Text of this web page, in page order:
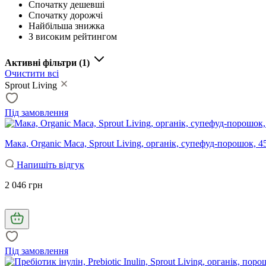
Спочатку дешевші
Спочатку дорожчі
Найбільша знижка
З високим рейтингом
Активні фільтри (1)
Очистити всі
Sprout Living
Під замовлення
Мака, Organic Maca, Sprout Living, органік, супефуд-порошок,
Напишіть відгук
2 046 грн
Під замовлення